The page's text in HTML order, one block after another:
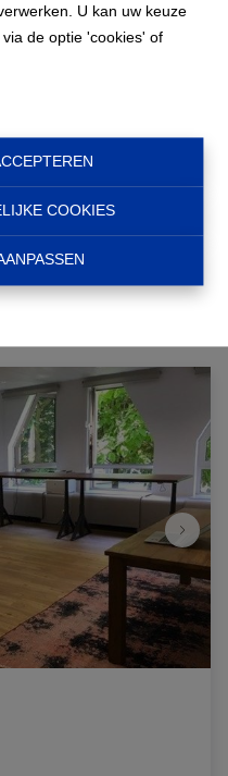
U kan uw keuze
de optie 'cookies' of
COOKIES